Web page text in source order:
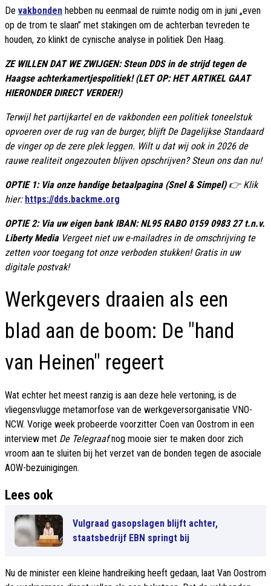
De vakbonden hebben nu eenmaal de ruimte nodig om in juni „even
op de trom te slaan” met stakingen om de achterban tevreden te
houden, zo klinkt de cynische analyse in politiek Den Haag.
ZE WILLEN DAT WE ZWIJGEN: Steun DDS in de strijd tegen de
Haagse achterkamertjespolitiek! (LET OP: HET ARTIKEL GAAT
HIERONDER DIRECT VERDER!)
Terwijl het partijkartel en de vakbonden een politiek toneelstuk
opvoeren over de rug van de burger, blĳft De Dagelijkse Standaard
de vinger op de zere plek leggen. Wilt u dat wij ook in 2026 de
rauwe realiteit ongezouten blĳven opschrijven? Steun ons dan nu!
OPTIE 1: Via onze handige betaalpagina (Snel & Simpel) 👉 Klik
hier: https://dds.backme.org
OPTIE 2: Via uw eigen bank IBAN: NL95 RABO 0159 0983 27 t.n.v.
Liberty MediaVergeet niet uw e-mailadres in de omschrijving te
zetten voor toegang tot onze verboden stukken! Gratis in uw
digitale postvak!
Werkgevers draaien als een
blad aan de boom: De "hand
van Heinen" regeert
Wat echter het meest ranzig is aan deze hele vertoning, is de
vliegensvlugge metamorfose van de werkgeversorganisatie VNO-
NCW. Vorige week probeerde voorzitter Coen van Oostrom in een
interview met De Telegraafnog mooie sier te maken door zich
vroom aan te sluiten bij het verzet van de bonden tegen de asociale
AOW-bezuinigingen.
Lees ook
Vulgraad gasopslagen blijft achter,
staatsbedrijf EBN springt bij
Nu de minister een kleine handreiking heeft gedaan, laat Van Oostrom